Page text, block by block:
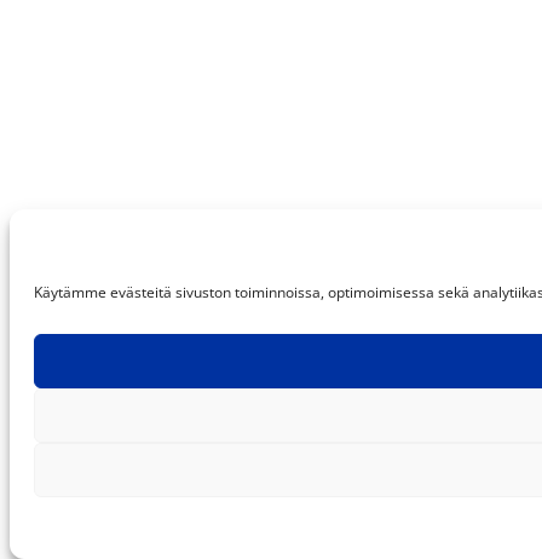
Käytämme evästeitä sivuston toiminnoissa, optimoimisessa sekä